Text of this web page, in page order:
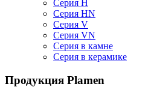
Серия H
Серия HN
Серия V
Серия VN
Серия в камне
Серия в керамике
Продукция Plamen